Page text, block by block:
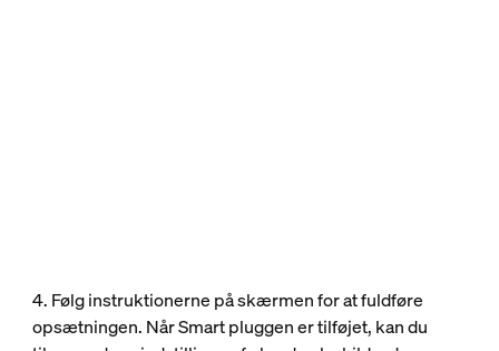
4. Følg instruktionerne på skærmen for at fuldføre
opsætningen. Når Smart pluggen er tilføjet, kan du